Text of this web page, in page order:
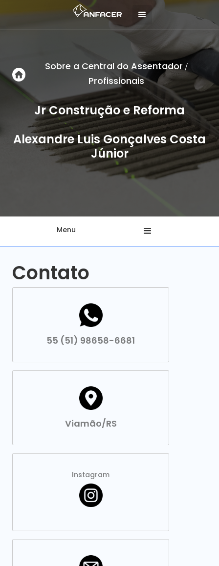
Sobre a Central do Assentador /
Profissionais
Jr Construção e Reforma
Alexandre Luis Gonçalves Costa
Júnior
Menu
Contato
55 (51) 98658-6681
Viamão/RS
Instagram